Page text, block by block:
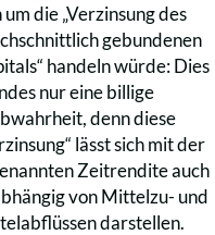
um die „Verzinsung des
gebundenen
handeln würde: Dies
nur eine billige
denn diese
lässt sich mit der
Zeitrendite auch
von Mittelzu- und
darstellen.